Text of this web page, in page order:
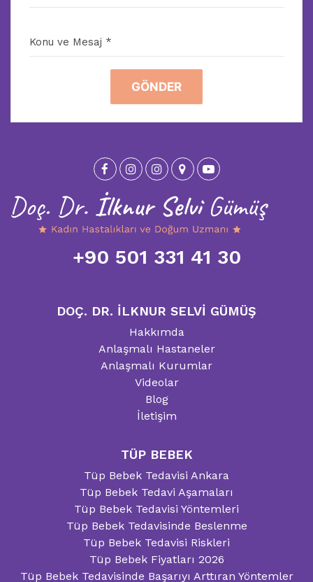
Konu ve Mesaj *
GÖNDER
+90 501 331 41 30
DOÇ. DR. İLKNUR SELVİ GÜMÜŞ
Hakkımda
Anlaşmalı Hastaneler
Anlaşmalı Kurumlar
Videolar
Blog
İletişim
TÜP BEBEK
Tüp Bebek Tedavisi Ankara
Tüp Bebek Tedavi Aşamaları
Tüp Bebek Tedavisi Yöntemleri
Tüp Bebek Tedavisinde Beslenme
Tüp Bebek Tedavisi Riskleri
Tüp Bebek Fiyatları 2026
Tüp Bebek Tedavisinde Başarıyı Arttıran Yöntemler